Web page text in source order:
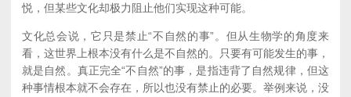
悦，但某些文化却极力阻止他们实现这种可能。
文化总会说，它只是禁止“不自然的事”。但从生物学的角度来
看，这世界上根本没有什么是不自然的。只要有可能发生的事，
就是自然。真正完全“不自然”的事，是指违背了自然规律，但这
种事情根本就不会存在，所以也没有禁止的必要。举例来说，没